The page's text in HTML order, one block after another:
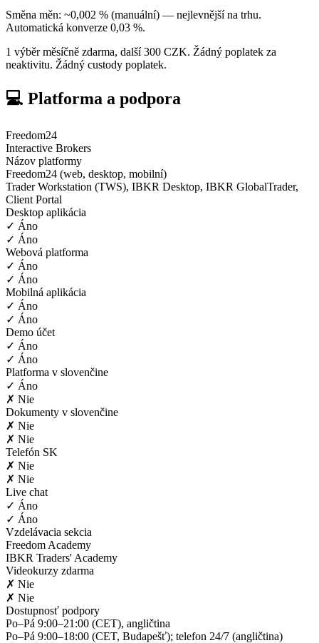
Směna měn: ~0,002 % (manuální) — nejlevnější na trhu.
Automatická konverze 0,03 %.
1 výběr měsíčně zdarma, další 300 CZK. Žádný poplatek za
neaktivitu. Žádný custody poplatek.
💻 Platforma a podpora
Freedom24
Interactive Brokers
Názov platformy
Freedom24 (web, desktop, mobilní)
Trader Workstation (TWS), IBKR Desktop, IBKR GlobalTrader,
Client Portal
Desktop aplikácia
✓ Áno
✓ Áno
Webová platforma
✓ Áno
✓ Áno
Mobilná aplikácia
✓ Áno
✓ Áno
Demo účet
✓ Áno
✓ Áno
Platforma v slovenčine
✓ Áno
✗ Nie
Dokumenty v slovenčine
✗ Nie
✗ Nie
Telefón SK
✗ Nie
✗ Nie
Live chat
✓ Áno
✓ Áno
Vzdelávacia sekcia
Freedom Academy
IBKR Traders' Academy
Videokurzy zdarma
✗ Nie
✗ Nie
Dostupnosť podpory
Po–Pá 9:00–21:00 (CET), angličtina
Po–Pá 9:00–18:00 (CET, Budapešť); telefon 24/7 (angličtina)